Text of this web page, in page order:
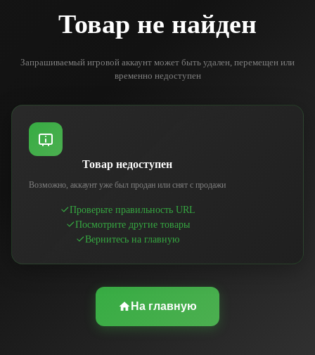
Товар не найден
Запрашиваемый игровой аккаунт может быть удален, перемещен или
временно недоступен
Товар недоступен
Возможно, аккаунт уже был продан или снят с продажи
Проверьте правильность URL
Посмотрите другие товары
Вернитесь на главную
На главную